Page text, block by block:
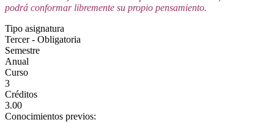
podrá conformar libremente su propio pensamiento.
Tipo asignatura
Tercer - Obligatoria
Semestre
Anual
Curso
3
Créditos
3.00
Conocimientos previos: